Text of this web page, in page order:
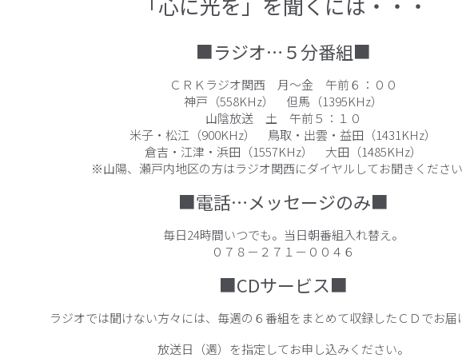
■ラジオ…５分番組■
ＣＲＫラジオ関西 月～金 午前６：００
神戸（558KHz） 但馬（1395KHz）
山陰放送 土 午前５：１０
米子・松江（900KHz） 鳥取・出雲・益田（1431KHz）
倉吉・江津・浜田（1557KHz） 大田（1485KHz）
※山陽、瀬戸内地区の方はラジオ関西にダイヤルしてお聞きください
■電話…メッセージのみ■
毎日24時間いつでも。当日朝番組入れ替え。
０７８－２７１－００４６
■CDサービス■
ラジオでは聞けない方々には、毎週の６番組をまとめて収録したＣＤでお届
放送日（週）を指定してお申し込みください。